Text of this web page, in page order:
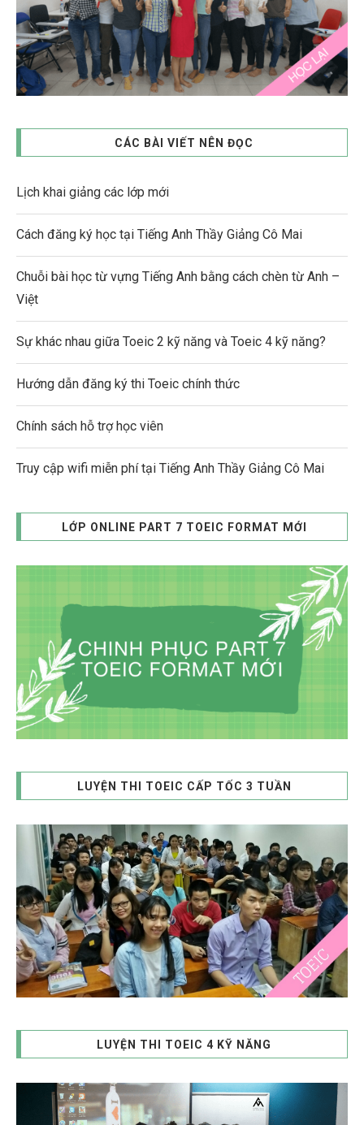
CÁC BÀI VIẾT NÊN ĐỌC
Lịch khai giảng các lớp mới
Cách đăng ký học tại Tiếng Anh Thầy Giảng Cô Mai
Chuỗi bài học từ vựng Tiếng Anh bằng cách chèn từ Anh –
Việt
Sự khác nhau giữa Toeic 2 kỹ năng và Toeic 4 kỹ năng?
Hướng dẫn đăng ký thi Toeic chính thức
Chính sách hỗ trợ học viên
Truy cập wifi miễn phí tại Tiếng Anh Thầy Giảng Cô Mai
LỚP ONLINE PART 7 TOEIC FORMAT MỚI
LUYỆN THI TOEIC CẤP TỐC 3 TUẦN
LUYỆN THI TOEIC 4 KỸ NĂNG